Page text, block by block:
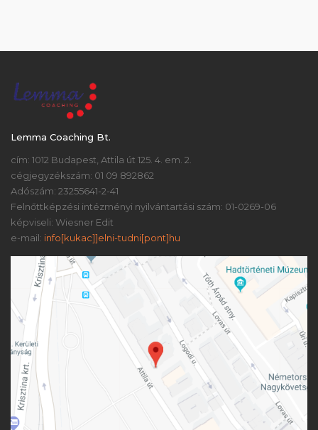
Lemma Coaching Bt.
cím: 1012 Budapest, Attila út 125. 4. em. 2.
cégjegyzékszám: 01 09 892862
Adószám: 23255641-2-41
Felnőttképzési intézményi nyilvántartási szám: 01-0269-06
képviseli: Wiesner Edit
e-mail: info[kukac]]elni-tudni[pont]hu